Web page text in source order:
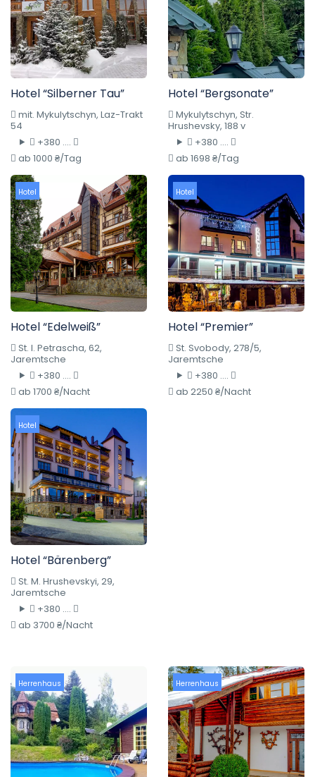
Hotel “Silberner Tau”
mit. Mykulytschyn, Laz-Trakt
54
+380 ....
ab 1000 ₴/Tag
Hotel “Bergsonate”
Mykulytschyn, Str.
Hrushevsky, 188 v
+380 ....
ab 1698 ₴/Tag
Hotel
Hotel “Edelweiß”
St. I. Petrascha, 62,
Jaremtsche
+380 ....
ab 1700 ₴/Nacht
Hotel
Hotel “Premier”
St. Svobody, 278/5,
Jaremtsche
+380 ....
ab 2250 ₴/Nacht
Hotel
Hotel “Bärenberg”
St. M. Hrushevskyi, 29,
Jaremtsche
+380 ....
ab 3700 ₴/Nacht
Herrenhaus Herrenhaus